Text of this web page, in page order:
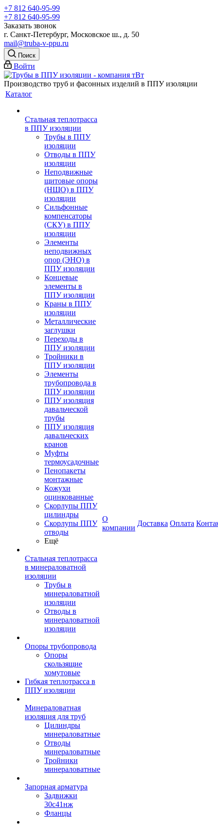
+7 812 640-95-99
+7 812 640-95-99
Заказать звонок
г. Санкт-Петербург, Московское ш., д. 50
mail@truba-v-ppu.ru
Поиск
Войти
Производство труб и фасонных изделий в ППУ изоляции
Каталог
Стальная теплотрасса
в ППУ изоляции
Трубы в ППУ
изоляции
Отводы в ППУ
изоляции
Неподвижные
щитовые опоры
(НЩО) в ППУ
изоляции
Cильфонные
компенсаторы
(СКУ) в ППУ
изоляции
Элементы
неподвижных
опор (ЭНО) в
ППУ изоляции
Концевые
элементы в
ППУ изоляции
Краны в ППУ
изоляции
Металлические
заглушки
Переходы в
ППУ изоляции
Тройники в
ППУ изоляции
Элементы
трубопровода в
ППУ изоляции
ППУ изоляция
давальческой
трубы
ППУ изоляция
давальческих
кранов
Муфты
термоусадочные
Пенопакеты
монтажные
Кожухи
оцинкованные
Скорлупы ППУ
цилиндры
Скорлупы ППУ
отводы
Ещё
Стальная теплотрасса
в минераловатной
изоляции
Трубы в
минераловатной
изоляции
Отводы в
минераловатной
изоляции
Опоры трубопровода
Опоры
скользящие
хомутовые
Гибкая теплотрасса в
ППУ изоляции
Минераловатная
изоляция для труб
Цилиндры
минераловатные
Отводы
минераловатные
Тройники
минераловатные
Запорная арматура
Задвижки
30с41нж
Фланцы
О
компании
Доставка Оплата